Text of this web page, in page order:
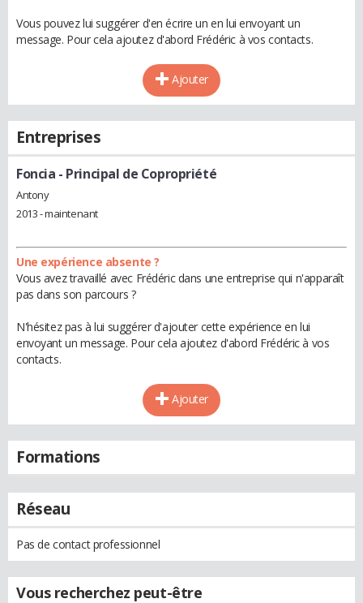
Vous pouvez lui suggérer d'en écrire un en lui envoyant un
message. Pour cela ajoutez d'abord Frédéric à vos contacts.
Ajouter
Entreprises
Foncia - Principal de Copropriété
Antony
2013 - maintenant
Une expérience absente ?
Vous avez travaillé avec Frédéric dans une entreprise qui n'apparaît
pas dans son parcours ?
N'hésitez pas à lui suggérer d'ajouter cette expérience en lui
envoyant un message. Pour cela ajoutez d'abord Frédéric à vos
contacts.
Ajouter
Formations
Réseau
Pas de contact professionnel
Vous recherchez peut-être